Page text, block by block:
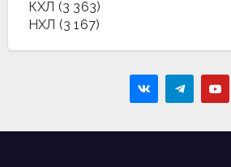
КХЛ (3 363)
НХЛ (3 167)